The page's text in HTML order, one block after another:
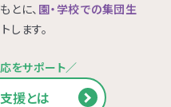
とに、 園・学校での集団生
します。
をサポート／
援とは